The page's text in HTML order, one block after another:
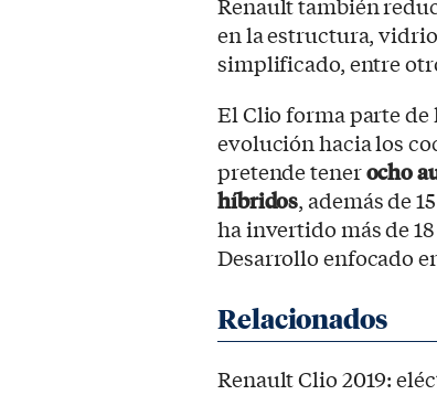
Renault también
en la estructura,
simplificado, entre
El Clio forma parte de
evolución hacia los
pretende tenerocho
híbridos, además de
ha invertido más de
Desarrollo enfocado
Renault Clio 2019: